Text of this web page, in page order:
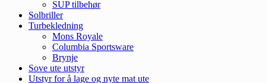
SUP tilbehør
Solbriller
Turbekledning
Mons Royale
Columbia Sportsware
Brynje
Sove ute utstyr
Utstyr for å lage og nyte mat ute